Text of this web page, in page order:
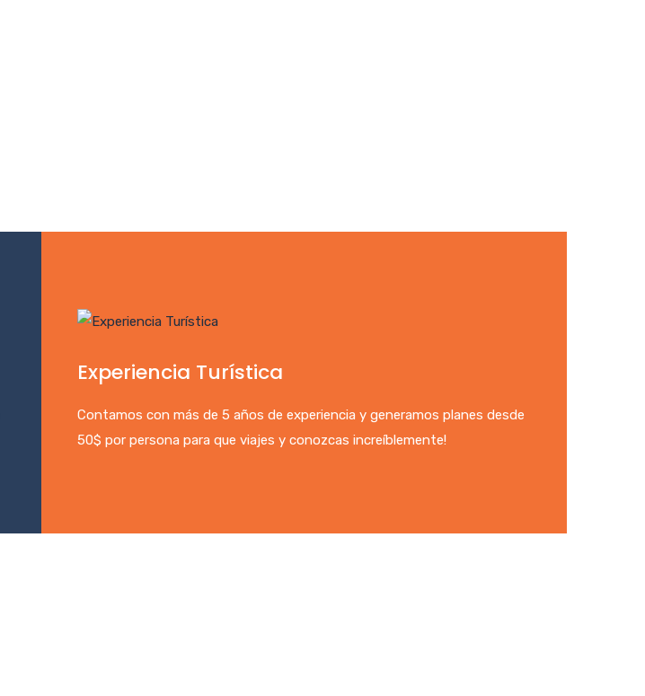
Experiencia Turística
Contamos con más de 5 años de experiencia y generamos planes desde
50$ por persona para que viajes y conozcas increíblemente!